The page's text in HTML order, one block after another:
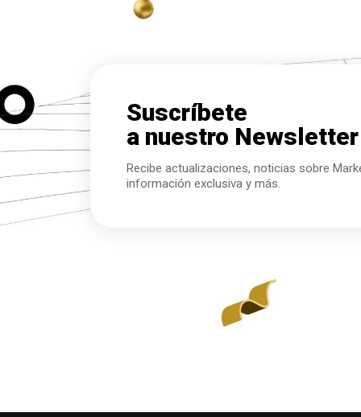
Suscríbete
a nuestro Newsletter
Recibe actualizaciones, noticias sobre
información exclusiva y más.